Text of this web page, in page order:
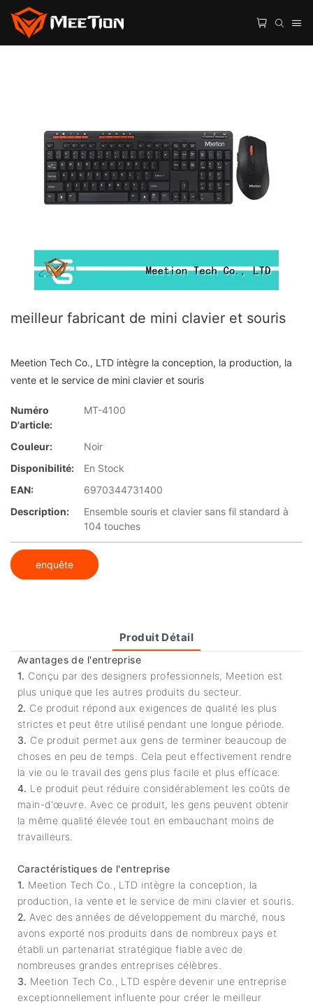
meilleur fabricant de mini clavier et souris
Meetion Tech Co., LTD intègre la conception, la production, la
vente et le service de mini clavier et souris
Numéro
D'article:
MT-4100
Couleur:
Noir
Disponibilité:
En Stock
EAN:
6970344731400
Description:
Ensemble souris et clavier sans fil standard à
104 touches
enquête
Produit Détail
Avantages de l'entreprise
1. Conçu par des designers professionnels, Meetion est
plus unique que les autres produits du secteur.
2. Ce produit répond aux exigences de qualité les plus
strictes et peut être utilisé pendant une longue période.
3. Ce produit permet aux gens de terminer beaucoup de
choses en peu de temps. Cela peut effectivement rendre
la vie ou le travail des gens plus facile et plus efficace.
4. Le produit peut réduire considérablement les coûts de
main-d'œuvre. Avec ce produit, les gens peuvent obtenir
la même qualité élevée tout en embauchant moins de
travailleurs.
Caractéristiques de l'entreprise
1. Meetion Tech Co., LTD intègre la conception, la
production, la vente et le service de mini clavier et souris.
2. Avec des années de développement du marché, nous
avons exporté nos produits dans de nombreux pays et
établi un partenariat stratégique fiable avec de
nombreuses grandes entreprises célèbres.
3. Meetion Tech Co., LTD espère devenir une entreprise
exceptionnellement influente pour créer le meilleur